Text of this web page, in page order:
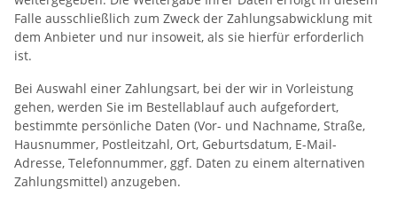
Falle ausschließlich zum Zweck der Zahlungsabwicklung mit
dem Anbieter und nur insoweit, als sie hierfür erforderlich
ist.
Bei Auswahl einer Zahlungsart, bei der wir in Vorleistung
gehen, werden Sie im Bestellablauf auch aufgefordert,
bestimmte persönliche Daten (Vor- und Nachname, Straße,
Hausnummer, Postleitzahl, Ort, Geburtsdatum, E-Mail-
Adresse, Telefonnummer, ggf. Daten zu einem alternativen
Zahlungsmittel) anzugeben.